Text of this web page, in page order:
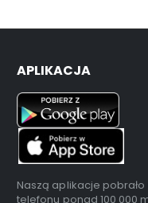
APLIKACJA
Naszą aplikacje
telefonu ponad 100 000